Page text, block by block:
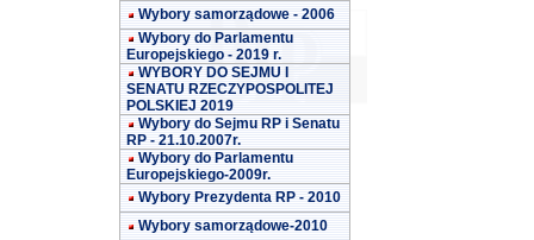
Wybory samorządowe - 2006
Wybory do Parlamentu
Europejskiego - 2019 r.
WYBORY DO SEJMU I
SENATU RZECZYPOSPOLITEJ
POLSKIEJ 2019
Wybory do Sejmu RP i Senatu
RP - 21.10.2007r.
Wybory do Parlamentu
Europejskiego-2009r.
Wybory Prezydenta RP - 2010
Wybory samorządowe-2010